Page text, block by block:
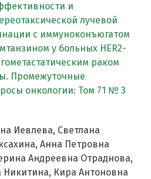
и
лучевой
с иммуноконъюгатом
у больных HER2-
раком
Промежуточные
онкологии: Том 71 № 3
Иевлева, Светлана
Анна Петровна
Андреевна Отраднова,
Никитина, Кира Антоновна